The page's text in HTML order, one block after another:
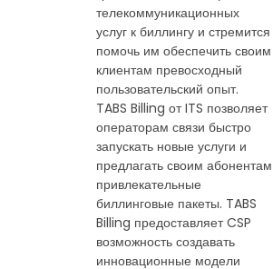
телекоммуникационных
услуг к биллингу и стремится
помочь им обеспечить своим
клиентам превосходный
пользовательский опыт.
TABS Billing от ITS позволяет
операторам связи быстро
запускать новые услуги и
предлагать своим абонентам
привлекательные
биллинговые пакеты. TABS
Billing предоставляет CSP
возможность создавать
инновационные модели